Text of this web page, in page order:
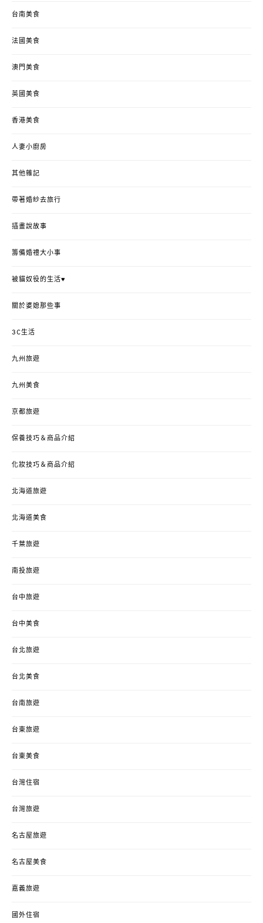
台南美食
法國美食
澳門美食
英國美食
香港美食
人妻小廚房
其他雜記
帶著婚紗去旅行
插畫說故事
籌備婚禮大小事
被貓奴役的生活♥
關於婆媳那些事
3C生活
九州旅遊
九州美食
京都旅遊
保養技巧＆商品介紹
化妝技巧＆商品介紹
北海道旅遊
北海道美食
千葉旅遊
南投旅遊
台中旅遊
台中美食
台北旅遊
台北美食
台南旅遊
台東旅遊
台東美食
台灣住宿
台灣旅遊
名古屋旅遊
名古屋美食
嘉義旅遊
國外住宿